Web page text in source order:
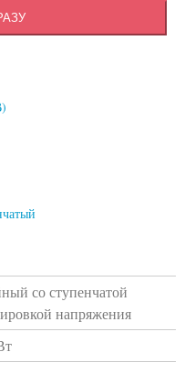
со ступенчатой
напряжения